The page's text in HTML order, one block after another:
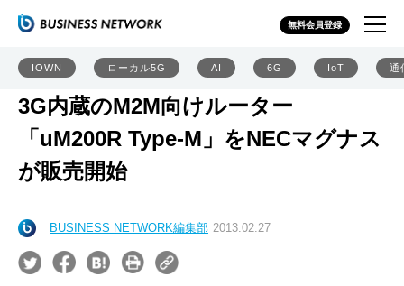
無料会員登録
IOWN ローカル5G AI 6G IoT 通
3G内蔵のM2M向けルーター
「uM200R Type-M」をNECマグナス
が販売開始
BUSINESS NETWORK編集部 2013.02.27